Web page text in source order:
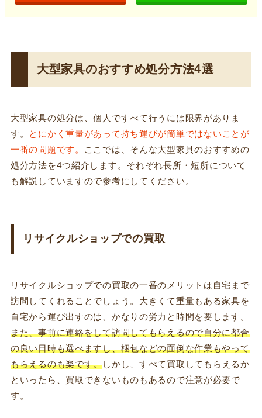
大型家具のおすすめ処分方法4選
大型家具の処分は、個人ですべて行うには限界がありま
す。
とにかく重量があって持ち運びが簡単ではない ことが
一番の問題です。
ここでは、そんな大型家具のおすすめの
処分方法を4つ紹介します。それぞれ長所・短所について
も解説していますので参考にしてください。
リサイクルショップでの買取
リサイクルショップでの買取の一番のメリットは自宅まで
訪問してくれることでしょう。大きくて重量もある家具を
自宅から運び出すのは、かなりの労力と時間を要します。
また、事前に連絡をして訪問してもらえるので自分に都合
の良い日時も選べますし、梱包などの面倒な作業もやって
もらえるのも楽です。 しかし、すべて買取してもらえるか
といったら、買取できないものもあるので注意が必要で
す。